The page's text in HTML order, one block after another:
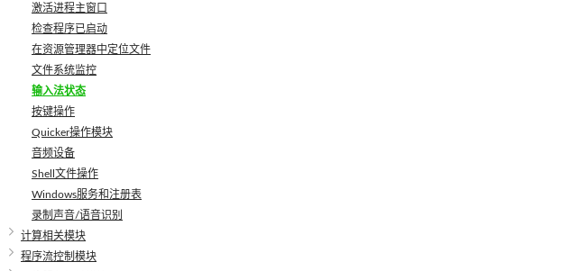
激活进程主窗口
检查程序已启动
在资源管理器中定位文件
文件系统监控
输入法状态
按键操作
Quicker操作模块
音频设备
Shell文件操作
Windows服务和注册表
录制声音/语音识别
计算相关模块
程序流控制模块